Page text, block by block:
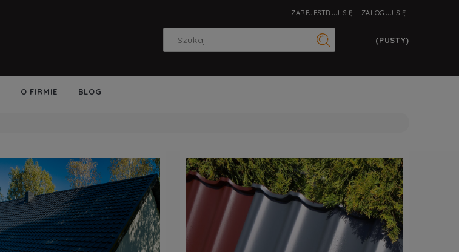
ZAREJESTRUJ SIĘ ZALOGUJ SIĘ
(PUSTY)
O FIRMIE BLOG